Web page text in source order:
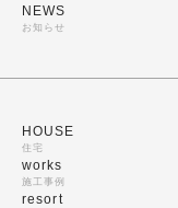
NEWS
お知らせ
HOUSE
住宅
works
施工事例
resort